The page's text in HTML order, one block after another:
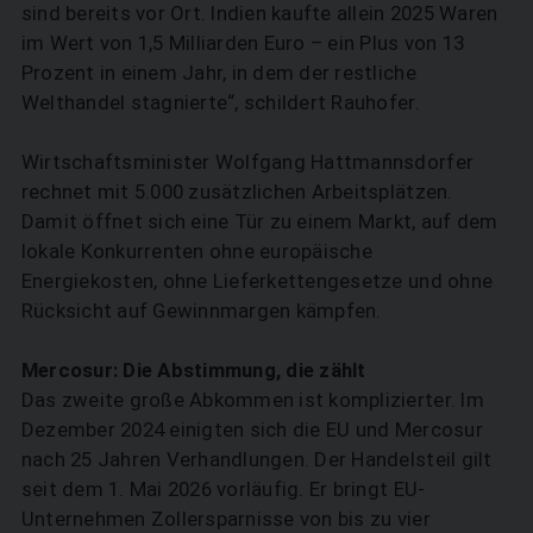
sind bereits vor Ort. Indien kaufte allein 2025 Waren
im Wert von 1,5 Milliarden Euro – ein Plus von 13
Prozent in einem Jahr, in dem der restliche
Welthandel stagnierte“, schildert Rauhofer.
Wirtschaftsminister Wolfgang Hattmannsdorfer
rechnet mit 5.000 zusätzlichen Arbeitsplätzen.
Damit öffnet sich eine Tür zu einem Markt, auf dem
lokale Konkurrenten ohne europäische
Energiekosten, ohne Lieferkettengesetze und ohne
Rücksicht auf Gewinnmargen kämpfen.
Mercosur: Die Abstimmung, die zählt
Das zweite große Abkommen ist komplizierter. Im
Dezember 2024 einigten sich die EU und Mercosur
nach 25 Jahren Verhandlungen. Der Handelsteil gilt
seit dem 1. Mai 2026 vorläufig. Er bringt EU-
Unternehmen Zollersparnisse von bis zu vier